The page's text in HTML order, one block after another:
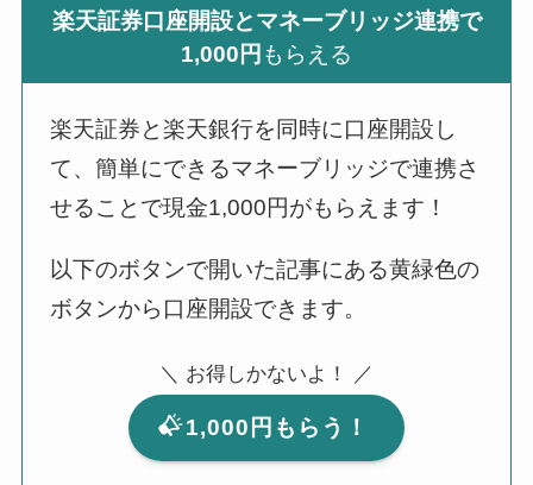
楽天証券口座開設とマネーブリッジ連携で
1,000円 もらえる
楽天証券と楽天銀行を同時に口座開設し
て、簡単にできるマネーブリッジで連携さ
せることで現金1,000円がもらえます！
以下のボタンで開いた記事にある黄緑色の
ボタンから口座開設できます。
＼ お得しかないよ！ ／
1,000円もらう！